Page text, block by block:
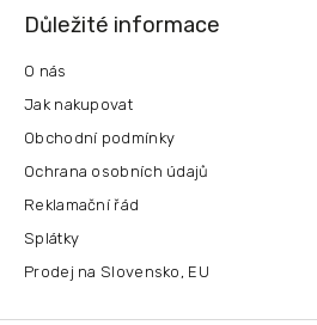
Důležité informace
O nás
Jak nakupovat
Obchodní podmínky
Ochrana osobních údajů
Reklamační řád
Splátky
Prodej na Slovensko, EU